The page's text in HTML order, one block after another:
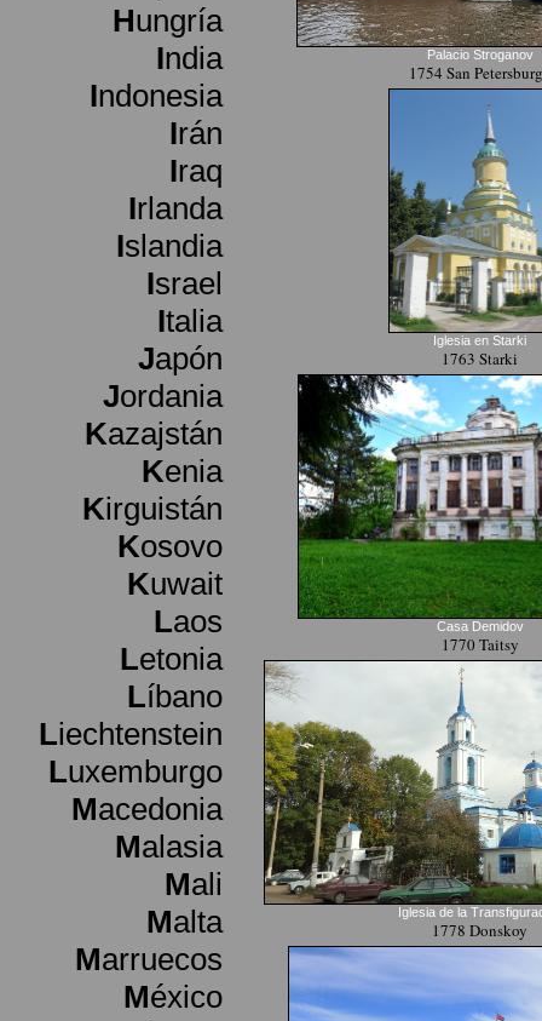
Hungría
India
Indonesia
Irán
Iraq
Irlanda
Islandia
Israel
Italia
Japón
Jordania
Kazajstán
Kenia
Kirguistán
Kosovo
Kuwait
Laos
Letonia
Líbano
Liechtenstein
Luxemburgo
Macedonia
Malasia
Mali
Malta
Marruecos
México
Palacio Stroganov
1754 San
Iglesia en Starki
1763 Starki
Casa Demidov
1770 Taitsy
Iglesia de la
1778 Donskoy